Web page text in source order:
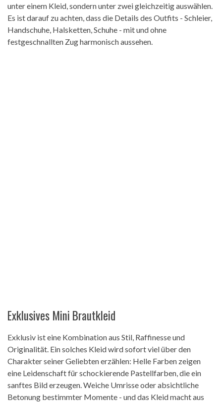
unter einem Kleid, sondern unter zwei gleichzeitig auswählen.
Es ist darauf zu achten, dass die Details des Outfits - Schleier,
Handschuhe, Halsketten, Schuhe - mit und ohne
festgeschnallten Zug harmonisch aussehen.
Exklusives Mini Brautkleid
Exklusiv ist eine Kombination aus Stil, Raffinesse und
Originalität. Ein solches Kleid wird sofort viel über den
Charakter seiner Geliebten erzählen: Helle Farben zeigen
eine Leidenschaft für schockierende Pastellfarben, die ein
sanftes Bild erzeugen. Weiche Umrisse oder absichtliche
Betonung bestimmter Momente - und das Kleid macht aus